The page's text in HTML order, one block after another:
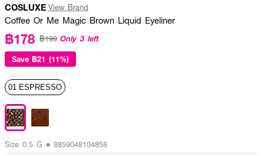
COSLUXE View Brand
Coffee Or Me Magic Brown Liquid Eyeliner
฿178 ฿199 Only 3 left
Save ฿21 (11%)
01 ESPRESSO
Size 0.5 G • 8859048104858